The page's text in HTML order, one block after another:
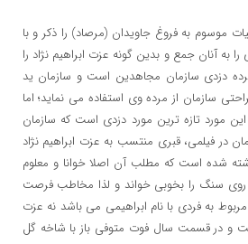
موسوم به فروغ جاویدان (مرصاد) را ذکر و با
به آنان جمع و بدین گونه عزت ابراهیم نژاد را
دزدی سازمان مجاهدین است و سازمان ید
سازمان از مرده وی استفاده می نماید؛ اما
مورد تازه ترین مورد دزدی است که سازمان
در فیلمی، قبری منتسب به عزت ابراهیم نژاد
شده است که مطلب آن اصلا خوانا و معلوم
روی سنگ را بخوبی خواند و لذا مخاطب فرصت
به فردی با نام ابراهیمی می باشد نه عزت
و در قسمت سال فوت متوفی باز با شاخه گل